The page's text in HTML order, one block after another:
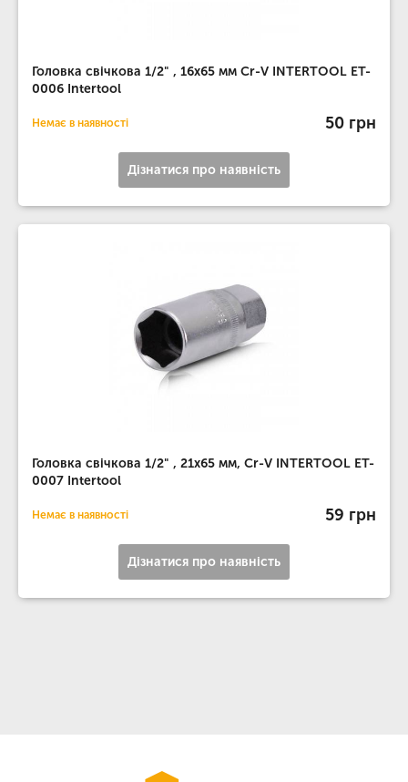
Головка свічкова 1/2" , 16x65 мм Cr-V INTERTOOL ET-
0006 Intertool
Немає в наявності 50 грн
Дізнатися про наявність
Головка свічкова 1/2" , 21x65 мм, Cr-V INTERTOOL ET-
0007 Intertool
Немає в наявності 59 грн
Дізнатися про наявність